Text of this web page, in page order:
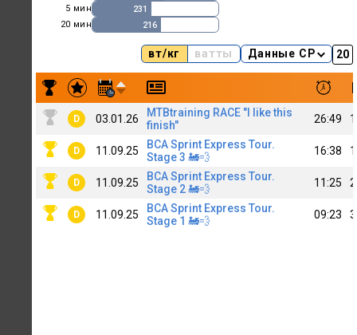
5 мин
231
20 мин
216
вт/кг ватты Данные CP
Результаты заездов Dmitrii Stanioglov [D] [MTB]
D 03.01.26
MTBtraining RACE "I like this
finish"
26:49
D 11.09.25
BCA Sprint Express Tour.
Stage 3 🚂💨
16:38
D 11.09.25
BCA Sprint Express Tour.
Stage 2 🚂💨
11:25
D 11.09.25
BCA Sprint Express Tour.
Stage 1 🚂💨
09:23